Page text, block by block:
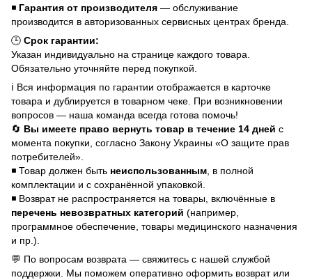
◾ Гарантия от производителя — обслуживание
производится в авторизованных сервисных центрах бренда.
🕒 Срок гарантии:
Указан индивидуально на странице каждого товара.
Обязательно уточняйте перед покупкой.
ℹ️ Вся информация по гарантии отображается в карточке
товара и дублируется в товарном чеке. При возникновении
вопросов — наша команда всегда готова помочь!
🔄 Вы имеете право вернуть товар в течение 14 дней с
момента покупки, согласно Закону Украины «О защите прав
потребителей».
◾ Товар должен быть неиспользованным , в полной
комплектации и с сохранённой упаковкой.
◾ Возврат не распространяется на товары, включённые в
перечень невозвратных категорий (например,
программное обеспечение, товары медицинского назначения
и пр.).
💬 По вопросам возврата — свяжитесь с нашей службой
поддержки. Мы поможем оперативно оформить возврат или